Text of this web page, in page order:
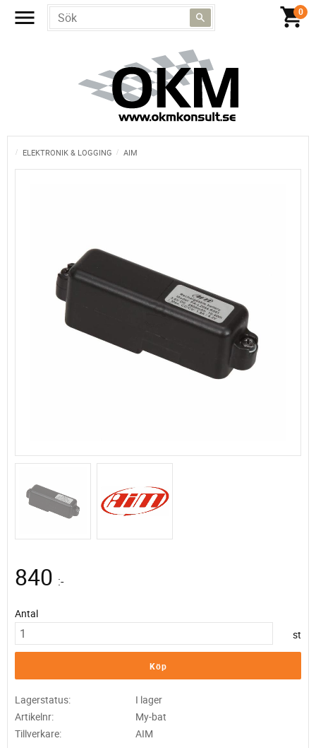
ELEKTRONIK & LOGGING AIM
840 :-
Antal
st
Köp
Lagerstatus
I lager
Artikelnr
My-bat
Tillverkare
AIM